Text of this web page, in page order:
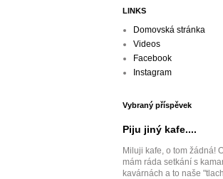
LINKS
Domovská stránka
Videos
Facebook
Instagram
Vybraný příspěvek
Piju jiný kafe....
Miluji kafe, o tom žádná!
mám ráda setkání s
kavárnách a to naše